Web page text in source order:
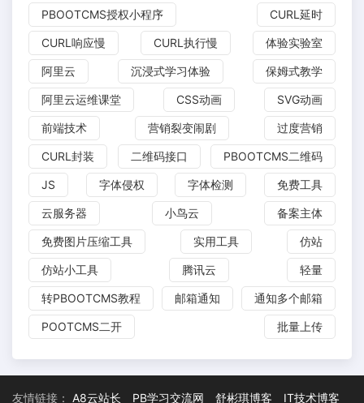
PBOOTCMS授权小程序 CURL延时
CURL响应慢 CURL执行慢 体验实验室
阿里云 沉浸式学习体验 保姆式教学
阿里云运维课堂 CSS动画 SVG动画
前端技术 营销裂变闹剧 过度营销
CURL封装 二维码接口 PBOOTCMS二维码
JS 字体侵权 字体检测 免费工具
云服务器 小鸟云 备案主体
免费图片压缩工具 实用工具 仿站
仿站小工具 腾讯云 轻量
转PBOOTCMS教程 邮箱通知 通知多个邮箱
POOTCMS二开 批量上传
友情链接： A8云站长 PB学习交流网 舒彬琪博客 IT技术博客